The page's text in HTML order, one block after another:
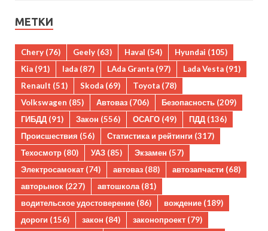
МЕТКИ
Chery (76) Geely (63) Haval (54) Hyundai (105)
Kia (91) lada (87) LAda Granta (97) Lada Vesta (91)
Renault (51) Skoda (69) Toyota (78)
Volkswagen (85) Автоваз (706) Безопасность (209)
ГИБДД (91) Закон (556) ОСАГО (49) ПДД (136)
Происшествия (56) Статистика и рейтинги (317)
Техосмотр (80) УАЗ (85) Экзамен (57)
Электросамокат (74) автоваз (88) автозапчасти (68)
авторынок (227) автошкола(81)
водительское удостоверение (86) вождение (189)
дороги (156) закон (84) законопроект (79)